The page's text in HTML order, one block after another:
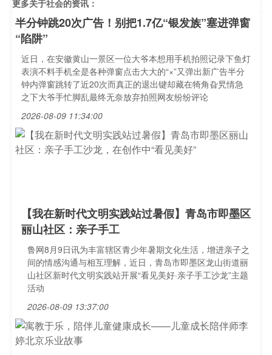
更多关于社会的资讯：
半分钟跳20次广告！别把1.7亿“银发族”塞进弹窗
“陷阱”
近日，在安徽黄山一景区一位大爷本想用手机拍照记录下鱼灯
表演不料手机全是各种弹窗点击大大的“×”又弹出新广告半分
钟内弹窗跳转了近20次而真正的退出键却藏在犄角旮旯情急
之下大爷手忙脚乱最终无奈放弃拍照网友纷纷评论
2026-08-09 11:34:00
【我在新时代文明实践站过暑假】青岛市即墨区
丽山社区：亲子手工
鲁网8月9日讯为丰富辖区青少年暑期文化生活，增进亲子之
间的情感沟通与相互理解，近日，青岛市即墨区龙山街道丽
山社区新时代文明实践站开展“看见美好·亲子手工沙龙”主题
活动
2026-08-09 13:37:00